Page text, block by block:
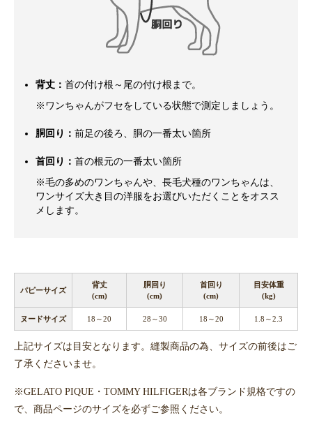
背丈： 首の付け根～尾の付け根まで。
※ワンちゃんがフセをしている状態で測定しましょう。
胴回り： 前足の後ろ、胴の一番太い箇所
首回り： 首の根元の一番太い箇所
※毛の多めのワンちゃんや、長毛犬種のワンちゃんは、
ワンサイズ大き目の洋服をお選びいただくことをオスス
メします。
パピーサイズ
背丈
(cm)
胴回り
(cm)
首回り
(cm)
目安体重
(kg)
ヌードサイズ 18～20 28～30 18～20 1.8～2.3
上記サイズは目安となります。縫製商品の為、サイズの前後はご
了承くださいませ。
※GELATO PIQUE・TOMMY HILFIGERは各ブランド規格ですの
で、商品ページのサイズを必ずご参照ください。